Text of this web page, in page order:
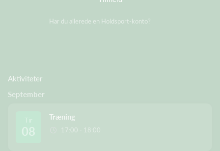
Har du allerede en Holdsport-konto?
Aktiviteter
September
Tir
08
Træning
17:00 - 18:00